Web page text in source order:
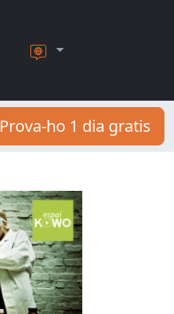
Prova-ho 1 dia gratis